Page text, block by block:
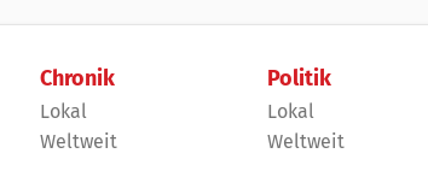
Chronik
Lokal
Weltweit
Politik
Lokal
Weltweit